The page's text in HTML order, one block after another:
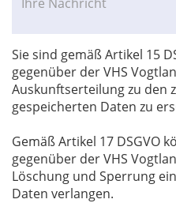
Sie sind gemäß Artikel 15
gegenüber der VHS
Auskunftserteilung zu den
gespeicherten Daten zu
Gemäß Artikel 17 DSGVO
gegenüber der VHS
Löschung und Sperrung
Daten verlangen.